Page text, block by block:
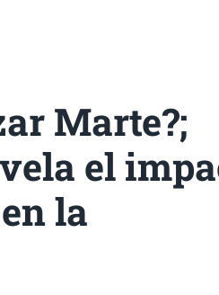
Marte?;
el
la